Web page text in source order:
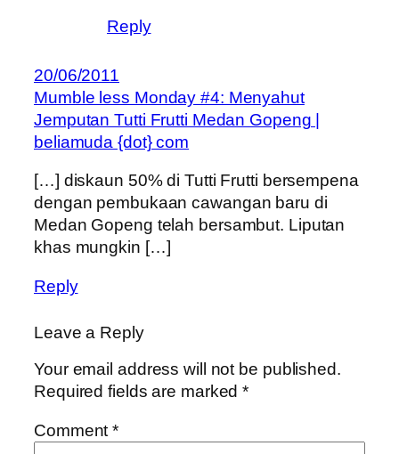
Reply
20/06/2011
Mumble less Monday #4: Menyahut
Jemputan Tutti Frutti Medan Gopeng |
beliamuda {dot} com
[…] diskaun 50% di Tutti Frutti bersempena
dengan pembukaan cawangan baru di
Medan Gopeng telah bersambut. Liputan
khas mungkin […]
Reply
Leave a Reply
Your email address will not be published.
Required fields are marked*
Comment*